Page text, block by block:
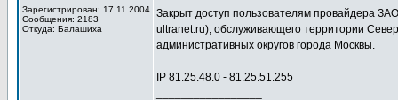
Зарегистрирован: 17.11.2004
Сообщения: 2183
Откуда: Балашиха
Закрыт доступ пользователям провайдера
ultranet.ru), обслуживающего территории
административных округов города Москвы.
IP 81.25.48.0 - 81.25.51.255